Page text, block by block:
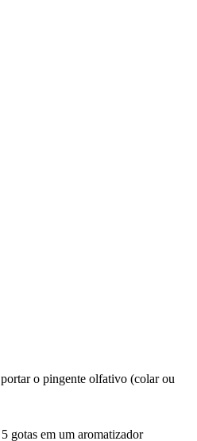
o pingente olfativo (colar ou
gotas em um aromatizador